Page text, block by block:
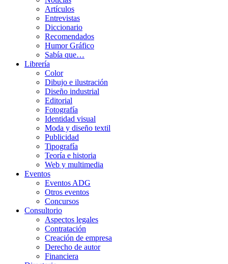
Artículos
Entrevistas
Diccionario
Recomendados
Humor Gráfico
Sabía que…
Librería
Color
Dibujo e ilustración
Diseño industrial
Editorial
Fotografía
Identidad visual
Moda y diseño textil
Publicidad
Tipografía
Teoría e historia
Web y multimedia
Eventos
Eventos ADG
Otros eventos
Concursos
Consultorio
Aspectos legales
Contratación
Creación de empresa
Derecho de autor
Financiera